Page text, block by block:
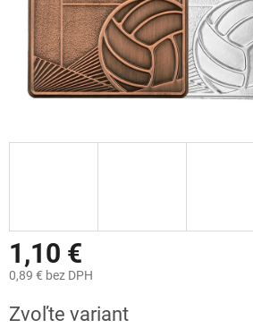
1,10 €
0,89 € bez DPH
cena:
Zvoľte variant